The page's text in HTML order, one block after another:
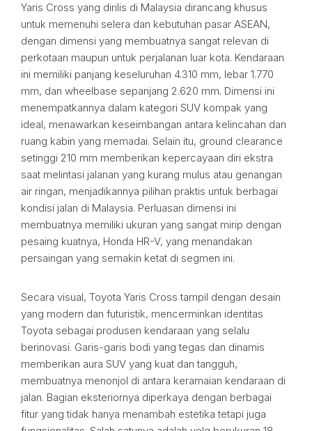
Yaris Cross yang dirilis di Malaysia dirancang khusus
untuk memenuhi selera dan kebutuhan pasar ASEAN,
dengan dimensi yang membuatnya sangat relevan di
perkotaan maupun untuk perjalanan luar kota. Kendaraan
ini memiliki panjang keseluruhan 4.310 mm, lebar 1.770
mm, dan wheelbase sepanjang 2.620 mm. Dimensi ini
menempatkannya dalam kategori SUV kompak yang
ideal, menawarkan keseimbangan antara kelincahan dan
ruang kabin yang memadai. Selain itu, ground clearance
setinggi 210 mm memberikan kepercayaan diri ekstra
saat melintasi jalanan yang kurang mulus atau genangan
air ringan, menjadikannya pilihan praktis untuk berbagai
kondisi jalan di Malaysia. Perluasan dimensi ini
membuatnya memiliki ukuran yang sangat mirip dengan
pesaing kuatnya, Honda HR-V, yang menandakan
persaingan yang semakin ketat di segmen ini.
Secara visual, Toyota Yaris Cross tampil dengan desain
yang modern dan futuristik, mencerminkan identitas
Toyota sebagai produsen kendaraan yang selalu
berinovasi. Garis-garis bodi yang tegas dan dinamis
memberikan aura SUV yang kuat dan tangguh,
membuatnya menonjol di antara keramaian kendaraan di
jalan. Bagian eksteriornya diperkaya dengan berbagai
fitur yang tidak hanya menambah estetika tetapi juga